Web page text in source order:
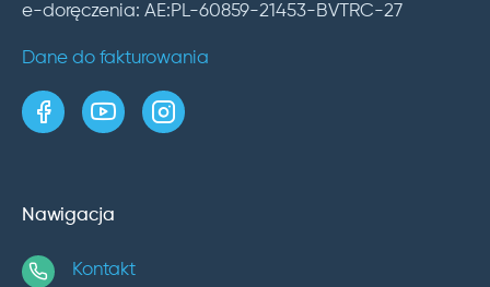
e-doręczenia: AE:PL-60859-21453-BVTRC-27
Dane do fakturowania
strona w serwisie Facebook
kanał w serwisie YouTube
profil w serwisie Instagram
Nawigacja
Kontakt